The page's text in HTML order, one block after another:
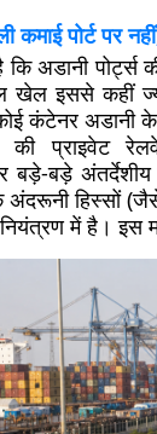
पोर्ट पर
अडानी
इससे कहीं
कंटेनर अडानी के
प्राइवेट
बड़े
हिस्सों (जैसे
में है। इस